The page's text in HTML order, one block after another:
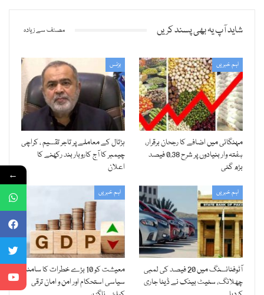
شاید آپ یہ بھی پسند کریں مصنف سے زیادہ
اہم خبریں
مہنگائی میں اضافے کا رجحان برقرار،
ہفتہ وار بنیادوں پر شرح 0.38 فیصد
بڑھ گئی
بزنس
ہڑتال کے معاملے پر تاجر تقسیم ، کراچی
چیمبر کا آج کاروبار بند رکھنے کا
اعلان
اہم خبریں
آٹوفنانسنگ میں 20 فیصد کی لمبی
چھلانگ، سٹیٹ بینک نے ڈیٹا جاری
اہم خبریں
معیشت کو 10 بڑے خطرات کا سامنا،
سیاسی استحکام اور امن و امان ترقی
←